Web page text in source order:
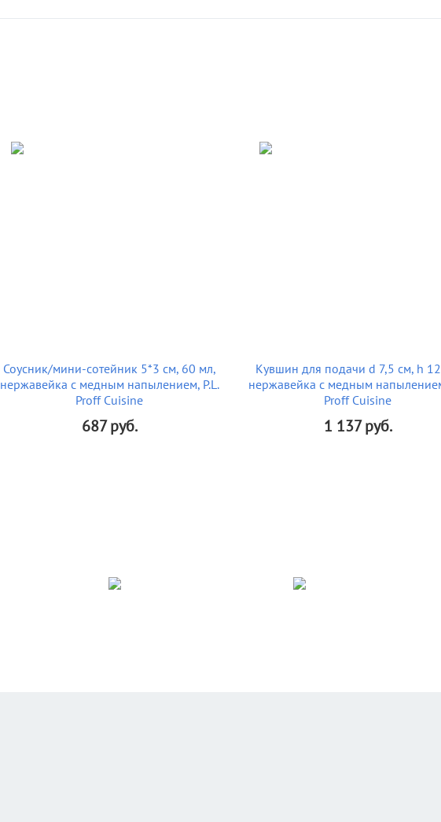
Соусник/мини-сотейник 5*3 см, 60 мл,
нержавейка с медным напылением, P.L.
Proff Cuisine
687руб.
Кувшин для подачи d 7,5 см, h
нержавейка с медным
Proff Cuisine
1 137руб.